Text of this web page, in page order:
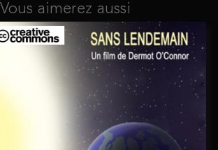
Vous aimerez aussi